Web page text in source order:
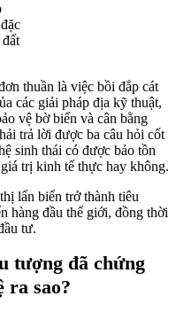
thuần là việc bồi đắp cát
các giải pháp địa kỹ thuật,
vệ bờ biển và cân bằng
trả lời được ba câu hỏi cốt
sinh thái có được bảo tồn
trị kinh tế thực hay không.
lấn biển trở thành tiêu
hàng đầu thế giới, đồng thời
tư.
tượng đã chứng
ra sao?